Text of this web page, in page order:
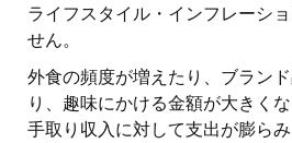
ライフスタイル・インフレーシ
せん。
外食の頻度が増えたり、ブラン
り、趣味にかける金額が大きく
手取り収入に対して支出が膨ら